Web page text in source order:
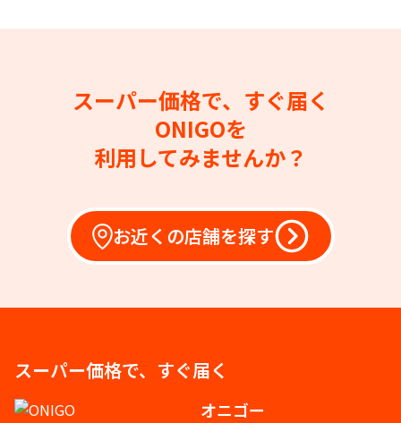
スーパー価格で、すぐ届く
ONIGOを
利用してみませんか？
お近くの店舗を探す
スーパー価格で、すぐ届く
オニゴー